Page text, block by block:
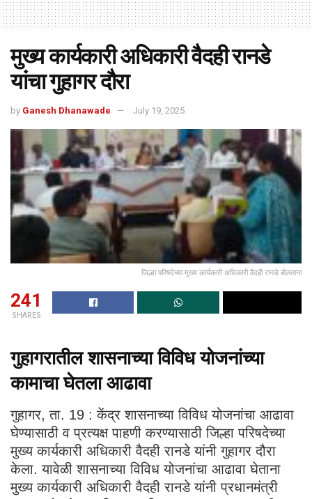
मुख्य कार्यकारी अधिकारी वैदही रानडे
यांचा गुहागर दौरा
by Ganesh Dhanawade July 19, 2025
जिल्हा परिषदेच्या मुख्य कार्यकारी अधिकारी वैदही रानडे बोलताना
241
SHARES
गुहागरातील शासनाच्या विविध योजनांच्या
कामाचा घेतला आढावा
गुहागर, ता. 19 : केंद्र शासनाच्या विविध योजनांचा आढावा
घेण्यासाठी व प्रत्यक्ष पाहणी करण्यासाठी जिल्हा परिषदेच्या
मुख्य कार्यकारी अधिकारी वैदही रानडे यांनी गुहागर दौरा
केला. यावेळी शासनाच्या विविध योजनांचा आढावा घेताना
मुख्य कार्यकारी अधिकारी वैदही रानडे यांनी प्रधानमंत्री